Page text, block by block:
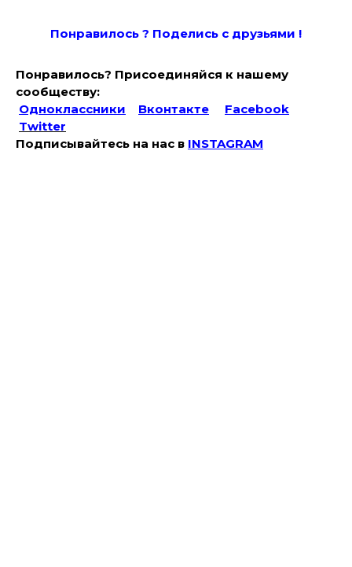
Понравилось ? Поделись с друзьями !
Понравилось? Присоединяйся к нашему
сообществу:
Одноклассники
Вконтакте
Facebook
Twitter
Подписывайтесь на наc в INSTAGRAM